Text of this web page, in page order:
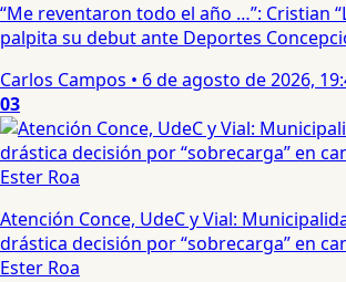
“Me reventaron todo el año …”: Cristian
palpita su debut ante Deportes
Carlos Campos • 6 de agosto de 2026,
03
Atención Conce, UdeC y Vial:
drástica decisión por “sobrecarga” en
Ester Roa